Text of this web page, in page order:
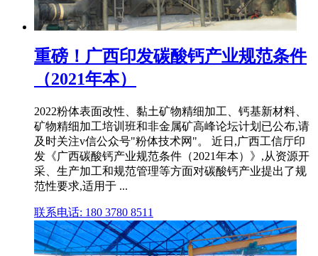
重磅！广西印发碳酸钙产业规范条件
（2021年本）
2022粉体表面改性、黏土矿物精细加工、钙基新材料、
矿物精细加工培训班和非金属矿高峰论坛计划已公布,请
及时关注v信公众号"粉体技术网"。 近日,广西工信厅印
发《广西碳酸钙产业规范条件（2021年本）》,从资源开
采、生产加工和规范管理等方面对碳酸钙产业提出了规
范性要求,适用于 ...
联系电话: 180 3780 8511